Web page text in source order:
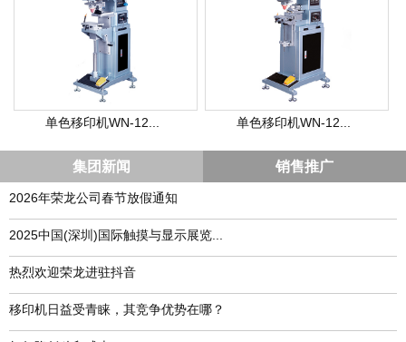
单色移印机WN-12... 单色移印机WN-12...
集团新闻 销售推广
2026年荣龙公司春节放假通知
​2025中国(深圳)国际触摸与显示展览...
热烈欢迎荣龙进驻抖音
移印机日益受青睐，其竞争优势在哪？